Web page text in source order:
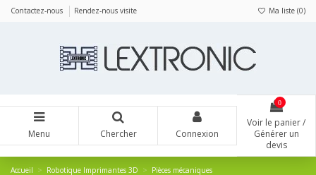
Contactez-nous Rendez-nous visite Ma liste (0)
Menu Chercher Connexion
0
Voir le panier /
Générer un
devis
Accueil Robotique Imprimantes 3D
Pièces mécaniques
Panneau de gestion des cookies